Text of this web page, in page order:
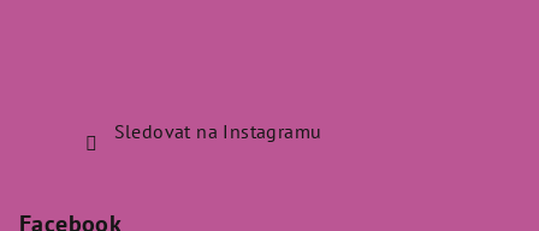
Sledovat na Instagramu
Facebook